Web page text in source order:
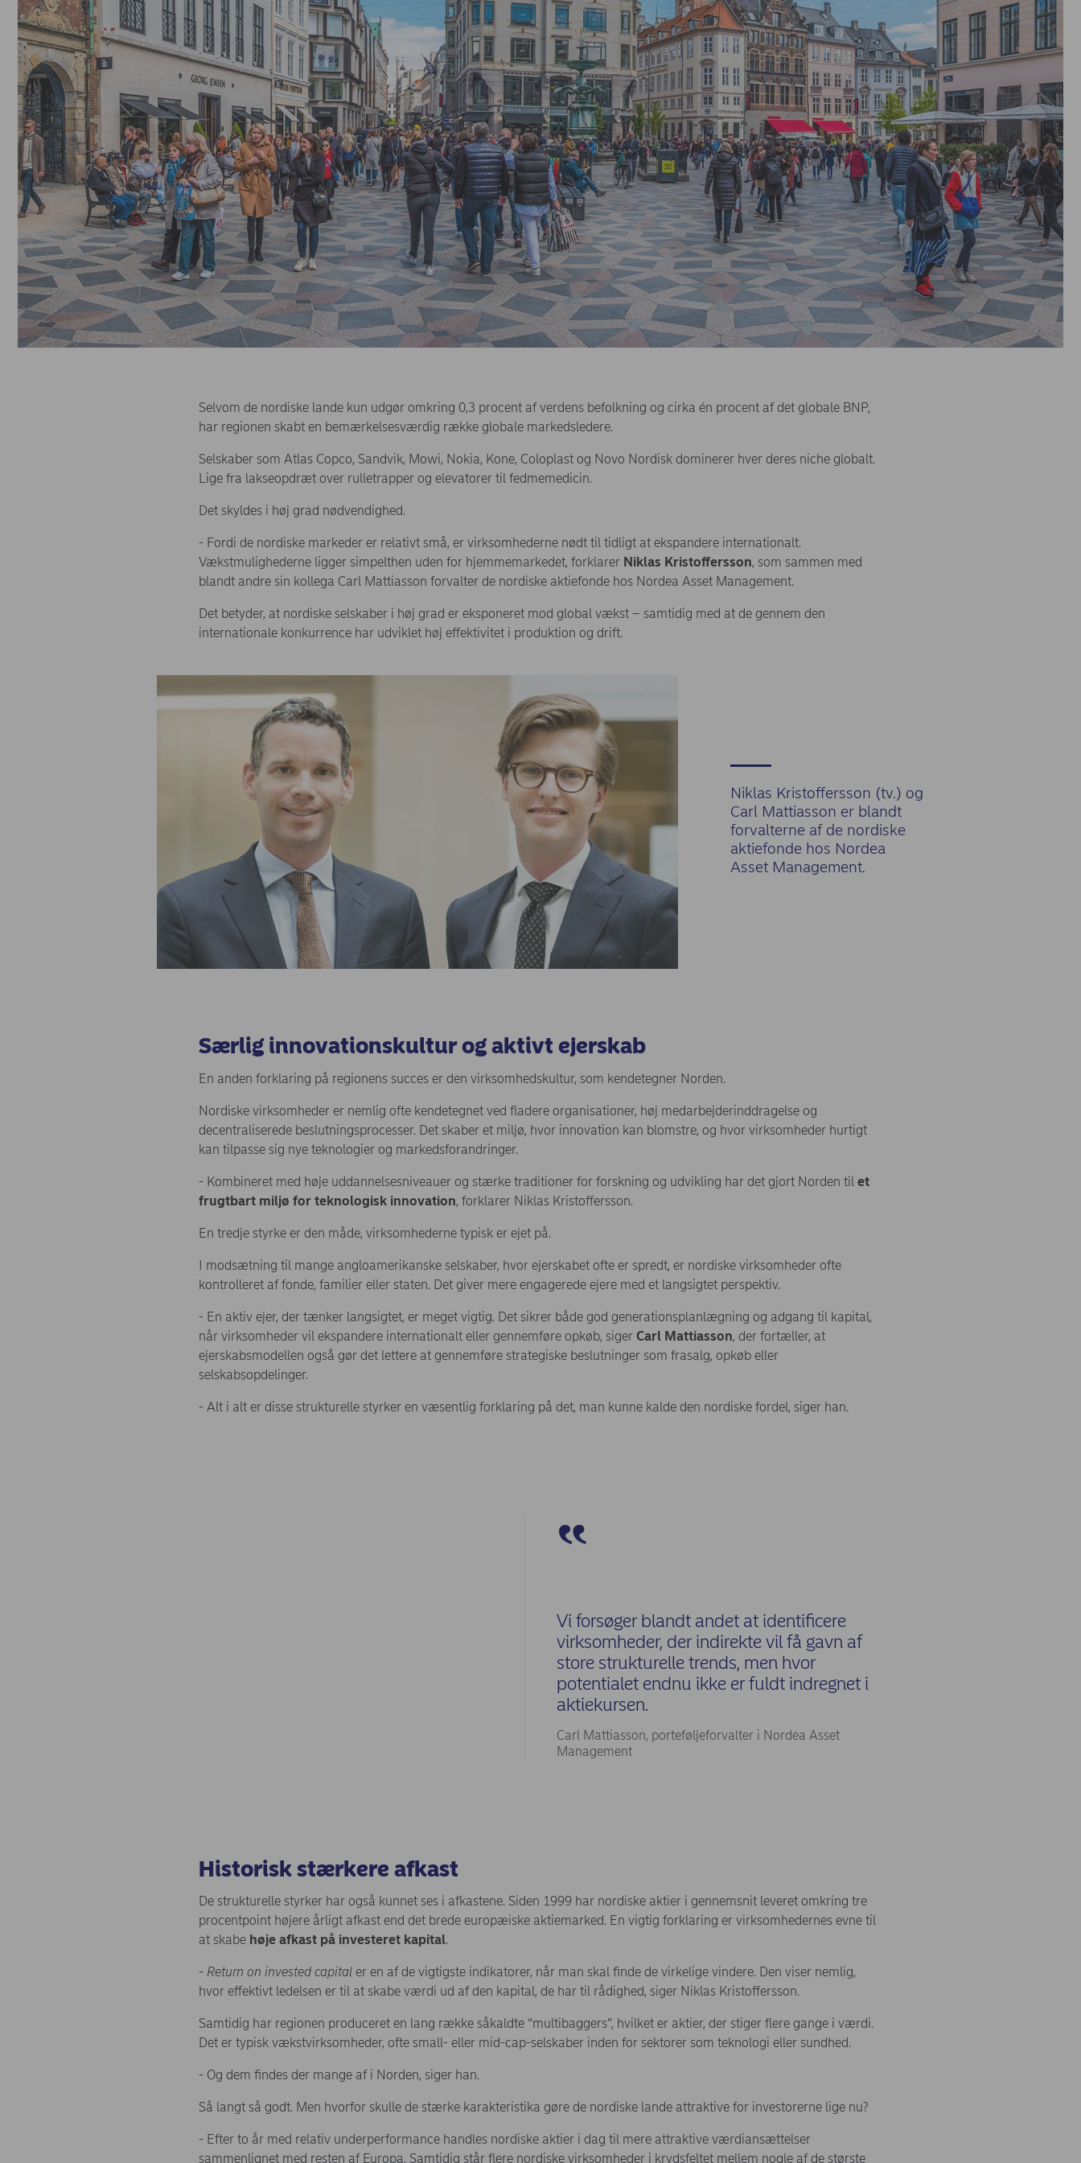
Selvom de nordiske lande kun udgør omkring 0,3 procent af verdens befolkning og cirka én procent af det globale BNP,
har regionen skabt en bemærkelsesværdig række globale markedsledere.
Selskaber som Atlas Copco, Sandvik, Mowi, Nokia, Kone, Coloplast og Novo Nordisk dominerer hver deres niche globalt.
Lige fra lakseopdræt over rulletrapper og elevatorer til fedmemedicin.
Det skyldes i høj grad nødvendighed.
- Fordi de nordiske markeder er relativt små, er virksomhederne nødt til tidligt at ekspandere internationalt.
Vækstmulighederne ligger simpelthen uden for hjemmemarkedet, forklarer Niklas Kristoffersson, som sammen med
blandt andre sin kollega Carl Mattiasson forvalter de nordiske aktiefonde hos Nordea Asset Management.
Det betyder, at nordiske selskaber i høj grad er eksponeret mod global vækst – samtidig med at de gennem den
internationale konkurrence har udviklet høj effektivitet i produktion og drift.
Niklas Kristoffersson (tv.) og
Carl Mattiasson er blandt
forvalterne af de nordiske
aktiefonde hos Nordea
Asset Management.
Særlig innovationskultur og aktivt ejerskab
En anden forklaring på regionens succes er den virksomhedskultur, som kendetegner Norden.
Nordiske virksomheder er nemlig ofte kendetegnet ved fladere organisationer, høj medarbejderinddragelse og
decentraliserede beslutningsprocesser. Det skaber et miljø, hvor innovation kan blomstre, og hvor virksomheder hurtigt
kan tilpasse sig nye teknologier og markedsforandringer.
- Kombineret med høje uddannelsesniveauer og stærke traditioner for forskning og udvikling har det gjort Norden til et
frugtbart miljø for teknologisk innovation, forklarer Niklas Kristoffersson.
En tredje styrke er den måde, virksomhederne typisk er ejet på.
I modsætning til mange angloamerikanske selskaber, hvor ejerskabet ofte er spredt, er nordiske virksomheder ofte
kontrolleret af fonde, familier eller staten. Det giver mere engagerede ejere med et langsigtet perspektiv.
- En aktiv ejer, der tænker langsigtet, er meget vigtig. Det sikrer både god generationsplanlægning og adgang til kapital,
når virksomheder vil ekspandere internationalt eller gennemføre opkøb, siger Carl Mattiasson, der fortæller, at
ejerskabsmodellen også gør det lettere at gennemføre strategiske beslutninger som frasalg, opkøb eller
selskabsopdelinger.
- Alt i alt er disse strukturelle styrker en væsentlig forklaring på det, man kunne kalde den nordiske fordel, siger han.
Vi forsøger blandt andet at identificere
virksomheder, der indirekte vil få gavn af
store strukturelle trends, men hvor
potentialet endnu ikke er fuldt indregnet i
aktiekursen.
Carl Mattiasson, porteføljeforvalter i Nordea Asset
Management
Historisk stærkere afkast
De strukturelle styrker har også kunnet ses i afkastene. Siden 1999 har nordiske aktier i gennemsnit leveret omkring tre
procentpoint højere årligt afkast end det brede europæiske aktiemarked. En vigtig forklaring er virksomhedernes evne til
at skabe høje afkast på investeret kapital.
- Return on invested capital er en af de vigtigste indikatorer, når man skal finde de virkelige vindere. Den viser nemlig,
hvor effektivt ledelsen er til at skabe værdi ud af den kapital, de har til rådighed, siger Niklas Kristoffersson.
Samtidig har regionen produceret en lang række såkaldte “multibaggers”, hvilket er aktier, der stiger flere gange i værdi.
Det er typisk vækstvirksomheder, ofte small- eller mid-cap-selskaber inden for sektorer som teknologi eller sundhed.
- Og dem findes der mange af i Norden, siger han.
Så langt så godt. Men hvorfor skulle de stærke karakteristika gøre de nordiske lande attraktive for investorerne lige nu?
- Efter to år med relativ underperformance handles nordiske aktier i dag til mere attraktive værdiansættelser
sammenlignet med resten af Europa. Samtidig står flere nordiske virksomheder i krydsfeltet mellem nogle af de største